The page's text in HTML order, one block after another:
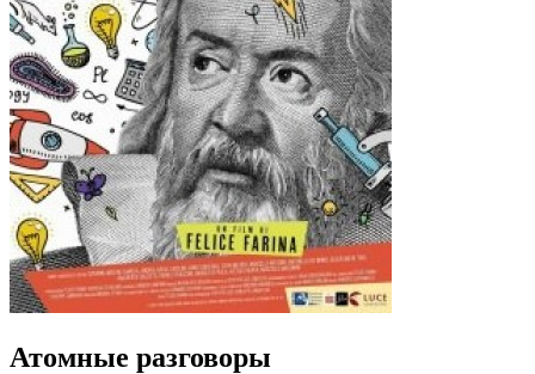
Атомные разговоры